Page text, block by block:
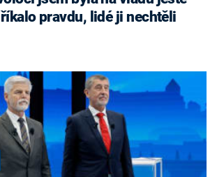
pravdu, lidé ji nechtěli